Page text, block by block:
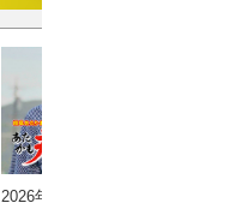
2026年8月8日（土）夜6:30～